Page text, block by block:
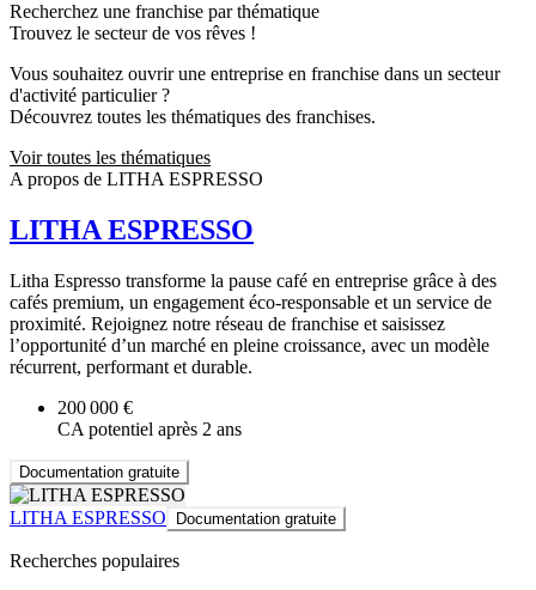
Recherchez une franchise par thématique
Trouvez le secteur de vos rêves !
Vous souhaitez ouvrir une entreprise en franchise dans un secteur
d'activité particulier ?
Découvrez toutes les thématiques des franchises.
Voir toutes les thématiques
A propos de LITHA ESPRESSO
LITHA ESPRESSO
Litha Espresso transforme la pause café en entreprise grâce à des
cafés premium, un engagement éco-responsable et un service de
proximité. Rejoignez notre réseau de franchise et saisissez
l’opportunité d’un marché en pleine croissance, avec un modèle
récurrent, performant et durable.
200 000 €
CA potentiel après 2 ans
Documentation gratuite
LITHA ESPRESSO Documentation gratuite
Recherches populaires